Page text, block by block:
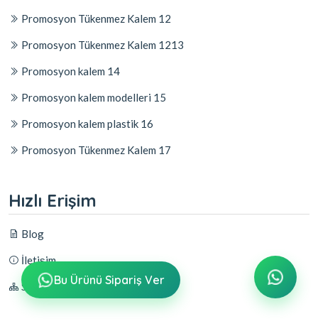
Bu Ürünü Sipariş Ver
Promosyon Tükenmez Kalem 12
Promosyon Tükenmez Kalem 1213
Promosyon kalem 14
Promosyon kalem modelleri 15
Promosyon kalem plastik 16
Promosyon Tükenmez Kalem 17
Hızlı Erişim
Blog
İletişim
Sitemap